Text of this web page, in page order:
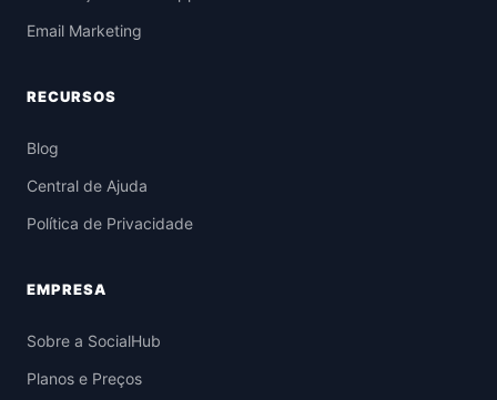
Email Marketing
RECURSOS
Blog
Central de Ajuda
Política de Privacidade
EMPRESA
Sobre a SocialHub
Planos e Preços